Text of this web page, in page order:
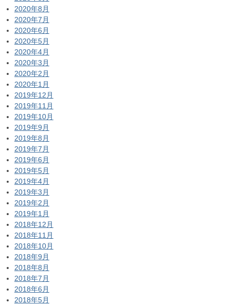
2020年8月
2020年7月
2020年6月
2020年5月
2020年4月
2020年3月
2020年2月
2020年1月
2019年12月
2019年11月
2019年10月
2019年9月
2019年8月
2019年7月
2019年6月
2019年5月
2019年4月
2019年3月
2019年2月
2019年1月
2018年12月
2018年11月
2018年10月
2018年9月
2018年8月
2018年7月
2018年6月
2018年5月